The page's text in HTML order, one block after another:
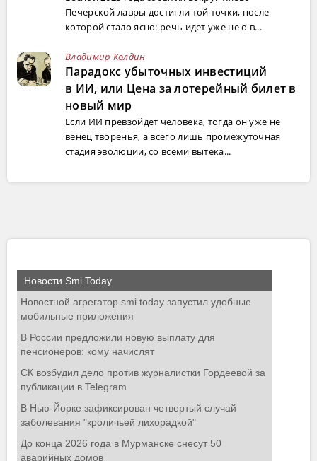
Печерской лавры достигли той точки, после
которой стало ясно: речь идет уже не о в...
Владимир Колдин
Парадокс убыточных инвестиций
в ИИ, или Цена за лотерейный билет в
новый мир
Если ИИ превзойдет человека, тогда он уже не
венец творенья, а всего лишь промежуточная
стадия эволюции, со всеми вытека...